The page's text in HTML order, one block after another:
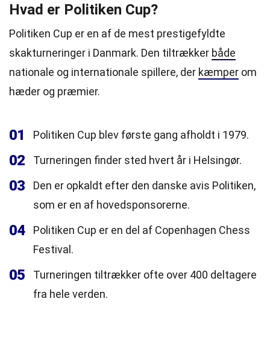
Hvad er Politiken Cup?
Politiken Cup er en af ​​de mest prestigefyldte
skakturneringer i Danmark. Den tiltrækker både
nationale og internationale spillere, der kæmper om
hæder og præmier.
01 Politiken Cup blev første gang afholdt i 1979.
02 Turneringen finder sted hvert år i Helsingør.
03
Den er opkaldt efter den danske avis Politiken,
som er en af ​​hovedsponsorerne.
04
Politiken Cup er en del af Copenhagen Chess
Festival.
05
Turneringen tiltrækker ofte over 400 deltagere
fra hele verden.